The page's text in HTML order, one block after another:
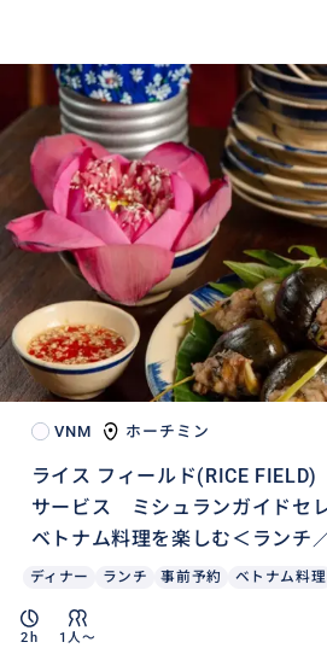
VNM ホーチミン
ライス フィールド(RICE
サービス ミシュランガイドセ
ベトナム料理を楽しむ＜ランチ
ディナー ランチ 事前予約 ベトナム料理
2h 1人〜